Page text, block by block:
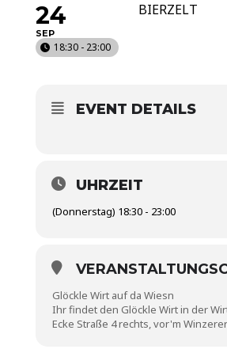
24
SEP
18:30 - 23:00
BIERZELT
EVENT DETAILS
UHRZEIT
(Donnerstag) 18:30 - 23:00
Glöckle Wirt auf da Wiesn
Ihr findet den Glöckle Wirt in der
Ecke Straße 4 rechts, vor'm